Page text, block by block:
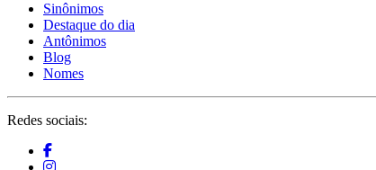
Sinônimos
Destaque do dia
Antônimos
Blog
Nomes
Redes sociais: